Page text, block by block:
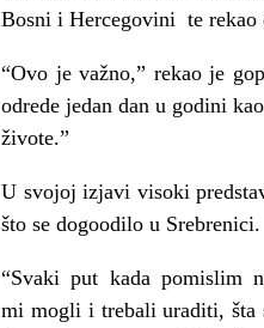
Bosni i Hercegovini te rekao
“Ovo je važno,” rekao je
odrede jedan dan u godini
živote.”
U svojoj izjavi visoki
što se dogoodilo u Srebrenici.
“Svaki put kada pomislim
mi mogli i trebali uraditi, šta